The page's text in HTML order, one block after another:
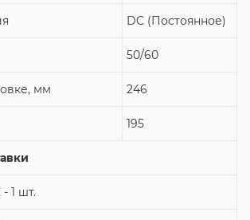
DC (Постоянное)
50/60
мм 246
195
1 шт.